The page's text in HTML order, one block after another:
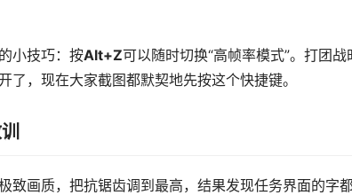
小技巧：按Alt+Z可以随时切换“高帧率模式”。打团
了，现在大家截图都默契地先按这个快捷键。
致画质，把抗锯齿调到最高，结果发现任务界面的字